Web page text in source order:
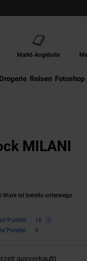
Markt-Angebote
Drogerie Externer Link:
Reisen Externer
Fotoshop
MILANI
Ware ist bereits unterwegs
16
0
ausverkauft)